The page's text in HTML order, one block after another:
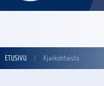
ETUSIVU Ajankohtaista